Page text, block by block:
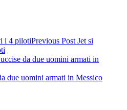
Previous Post Jet si
da due uomini armati in